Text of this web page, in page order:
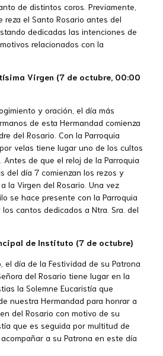
de distintos coros. Previamente,
reza el Santo Rosario antes del
dedicadas las intenciones de
relacionados con la
Virgen (7 de octubre, 00:00
y oración, el día más
de esta Hermandad comienza
del Rosario. Con la Parroquia
velas tiene lugar uno de los cultos
de que el reloj de la Parroquia
del día 7 comienzan los rezos y
la Virgen del Rosario. Una vez
se hace presente con la Parroquia
cantos dedicados a Ntra. Sra. del
de Instituto (7 de octubre)
el día de la Festividad de su Patrona
del Rosario tiene lugar en la
la Solemne Eucaristía que
nuestra Hermandad para honrar a
del Rosario con motivo de su
que es seguida por multitud de
a su Patrona en este día